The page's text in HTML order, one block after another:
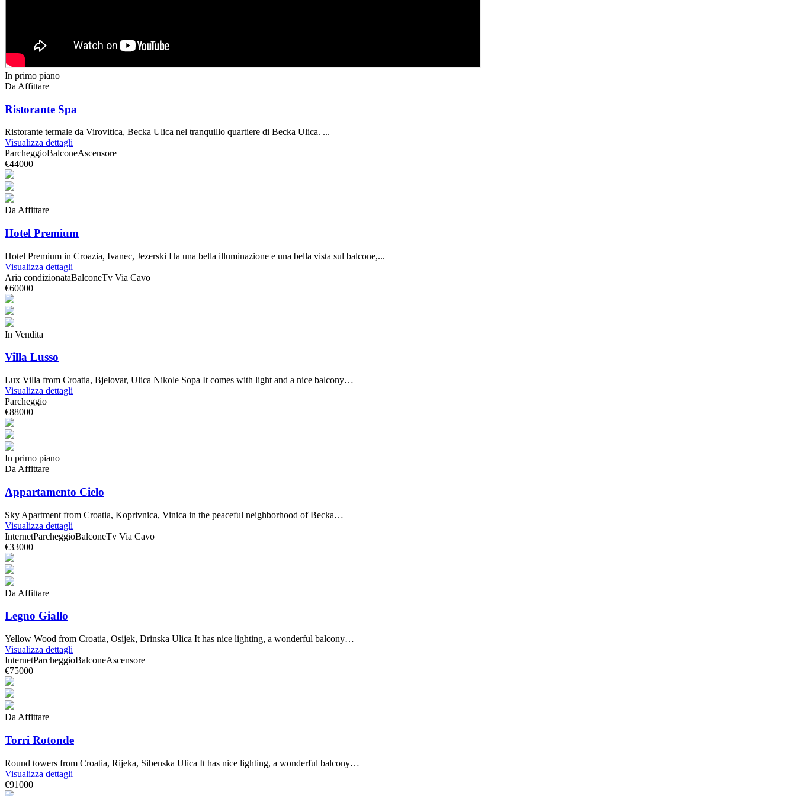
In primo piano
Da Affittare
Ristorante Spa
Ristorante termale da Virovitica, Becka Ulica nel tranquillo quartiere di Becka Ulica. ...
Visualizza dettagli
ParcheggioBalconeAscensore
€44000
Da Affittare
Hotel Premium
Hotel Premium in Croazia, Ivanec, Jezerski Ha una bella illuminazione e una bella vista sul balcone,...
Visualizza dettagli
Aria condizionataBalconeTv Via Cavo
€60000
In Vendita
Villa Lusso
Lux Villa from Croatia, Bjelovar, Ulica Nikole Sopa It comes with light and a nice balcony…
Visualizza dettagli
Parcheggio
€88000
In primo piano
Da Affittare
Appartamento Cielo
Sky Apartment from Croatia, Koprivnica, Vinica in the peaceful neighborhood of Becka…
Visualizza dettagli
InternetParcheggioBalconeTv Via Cavo
€33000
Da Affittare
Legno Giallo
Yellow Wood from Croatia, Osijek, Drinska Ulica It has nice lighting, a wonderful balcony…
Visualizza dettagli
InternetParcheggioBalconeAscensore
€75000
Da Affittare
Torri Rotonde
Round towers from Croatia, Rijeka, Sibenska Ulica It has nice lighting, a wonderful balcony…
Visualizza dettagli
€91000